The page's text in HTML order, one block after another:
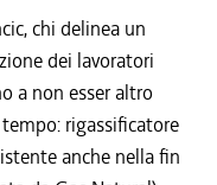
chi delinea un
dei lavoratori
a non esser altro
rigassificatore
anche nella fin